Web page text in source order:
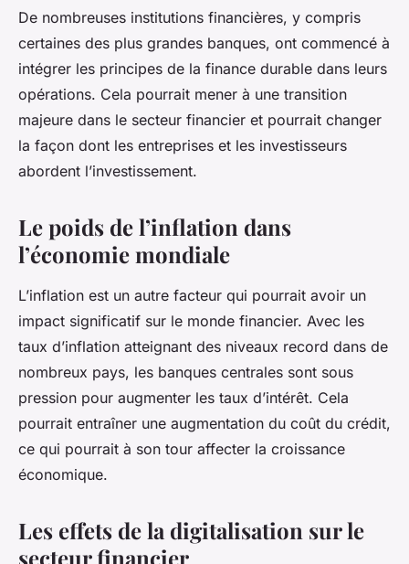
De nombreuses institutions financières, y compris
certaines des plus grandes banques, ont commencé à
intégrer les principes de la finance durable dans leurs
opérations. Cela pourrait mener à une transition
majeure dans le secteur financier et pourrait changer
la façon dont les entreprises et les investisseurs
abordent l’investissement.
Le poids de l’inflation dans
l’économie mondiale
L’inflation est un autre facteur qui pourrait avoir un
impact significatif sur le monde financier. Avec les
taux d’inflation atteignant des niveaux record dans de
nombreux pays, les banques centrales sont sous
pression pour augmenter les taux d’intérêt. Cela
pourrait entraîner une augmentation du coût du crédit,
ce qui pourrait à son tour affecter la croissance
économique.
Les effets de la digitalisation sur le
secteur financier